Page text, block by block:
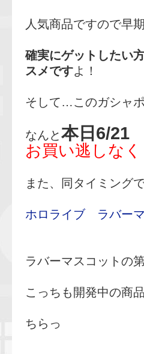
人気商品ですので早
確実にゲットしたい
スメですよ！
そして…このガシャポ
なんと本日6/21
お買い逃しなく
また、同タイミング
ホロライブ ラバー
ラバーマスコットの
こっちも開発中の商
ちらっ